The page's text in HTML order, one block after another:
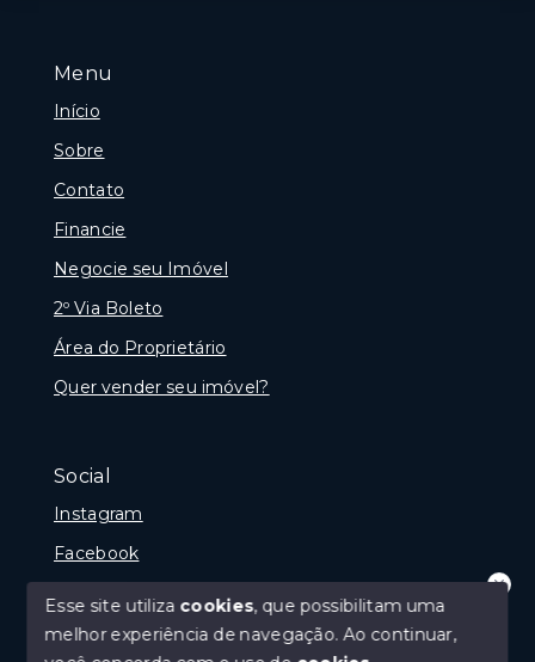
Menu
Início
Sobre
Contato
Financie
Negocie seu Imóvel
2º Via Boleto
Área do Proprietário
Quer vender seu imóvel?
Social
Instagram
Facebook
Olá! que bom te ver por aqui!
precisando de ajuda ou buscando outro
tipo de imóvel, fale conosco!
Esse site utiliza cookies, que possibilitam uma
melhor experiência de navegação.Ao continuar,